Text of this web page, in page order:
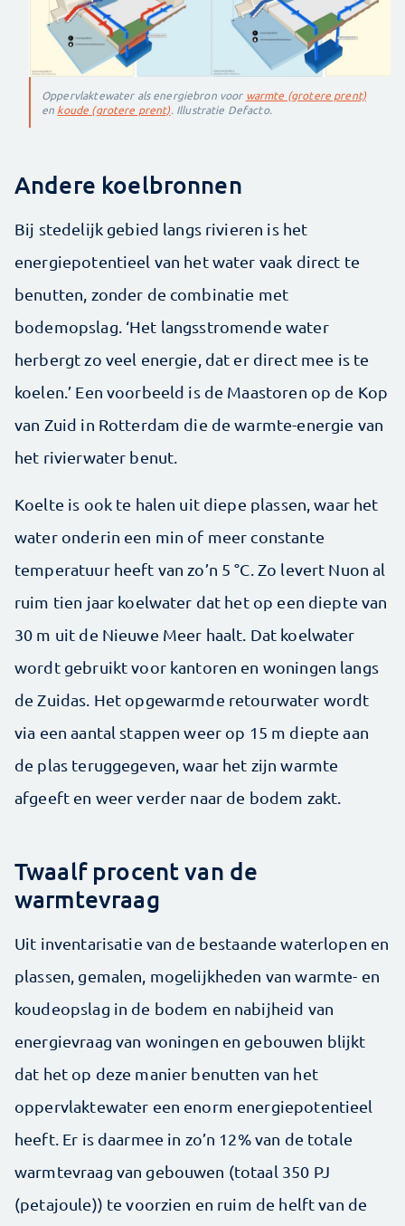
Oppervlaktewater als energiebron voor warmte (grotere prent)
en koude (grotere prent). Illustratie Defacto.
Andere koelbronnen
Bij stedelijk gebied langs rivieren is het
energiepotentieel van het water vaak direct te
benutten, zonder de combinatie met
bodemopslag. ‘Het langsstromende water
herbergt zo veel energie, dat er direct mee is te
koelen.’ Een voorbeeld is de Maastoren op de Kop
van Zuid in Rotterdam die de warmte-energie van
het rivierwater benut.
Koelte is ook te halen uit diepe plassen, waar het
water onderin een min of meer constante
temperatuur heeft van zo’n 5 °C. Zo levert Nuon al
ruim tien jaar koelwater dat het op een diepte van
30 m uit de Nieuwe Meer haalt. Dat koelwater
wordt gebruikt voor kantoren en woningen langs
de Zuidas. Het opgewarmde retourwater wordt
via een aantal stappen weer op 15 m diepte aan
de plas teruggegeven, waar het zijn warmte
afgeeft en weer verder naar de bodem zakt.
Twaalf procent van de
warmtevraag
Uit inventarisatie van de bestaande waterlopen en
plassen, gemalen, mogelijkheden van warmte- en
koudeopslag in de bodem en nabijheid van
energievraag van woningen en gebouwen blijkt
dat het op deze manier benutten van het
oppervlaktewater een enorm energiepotentieel
heeft. Er is daarmee in zo’n 12% van de totale
warmtevraag van gebouwen (totaal 350 PJ
(petajoule)) te voorzien en ruim de helft van de